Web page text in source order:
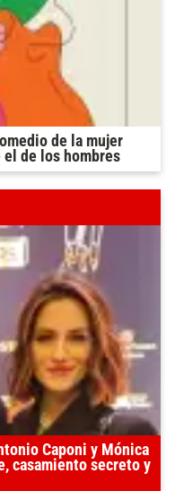
de la mujer
el de los hombres
Caponi y Mónica
casamiento secreto y